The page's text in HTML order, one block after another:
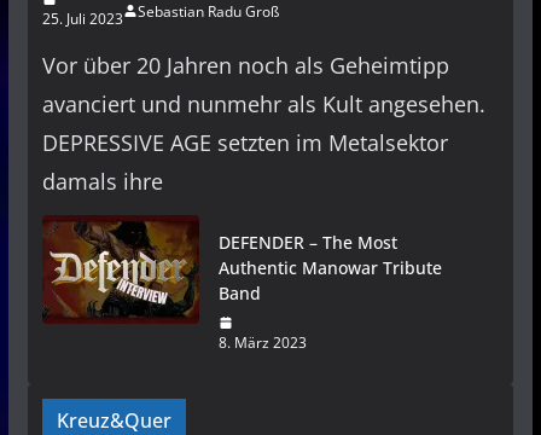
25. Juli 2023 Sebastian Radu Groß
Vor über 20 Jahren noch als Geheimtipp
avanciert und nunmehr als Kult angesehen.
DEPRESSIVE AGE setzten im Metalsektor
damals ihre
DEFENDER – The Most
Authentic Manowar Tribute
Band
8. März 2023
Kreuz&Quer